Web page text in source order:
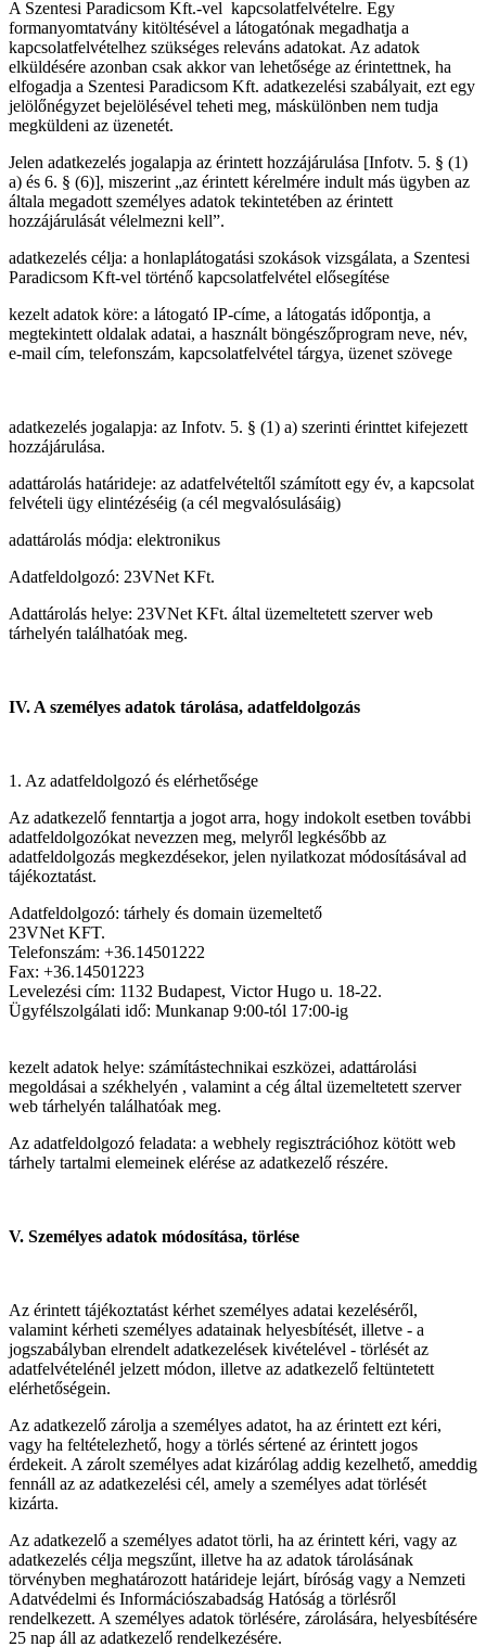
A Szentesi Paradicsom Kft.-vel kapcsolatfelvételre. Egy
formanyomtatvány kitöltésével a látogatónak megadhatja a
kapcsolatfelvételhez szükséges releváns adatokat. Az adatok
elküldésére azonban csak akkor van lehetősége az érintettnek, ha
elfogadja a Szentesi Paradicsom Kft. adatkezelési szabályait, ezt egy
jelölőnégyzet bejelölésével teheti meg, máskülönben nem tudja
megküldeni az üzenetét.
Jelen adatkezelés jogalapja az érintett hozzájárulása [Infotv. 5. § (1)
a) és 6. § (6)], miszerint „az érintett kérelmére indult más ügyben az
általa megadott személyes adatok tekintetében az érintett
hozzájárulását vélelmezni kell”.
adatkezelés célja: a honlaplátogatási szokások vizsgálata, a Szentesi
Paradicsom Kft-vel történő kapcsolatfelvétel elősegítése
kezelt adatok köre: a látogató IP-címe, a látogatás időpontja, a
megtekintett oldalak adatai, a használt böngészőprogram neve, név,
e-mail cím, telefonszám, kapcsolatfelvétel tárgya, üzenet szövege
adatkezelés jogalapja: az Infotv. 5. § (1) a) szerinti érinttet kifejezett
hozzájárulása.
adattárolás határideje: az adatfelvételtől számított egy év, a kapcsolat
felvételi ügy elintézéséig (a cél megvalósulásáig)
adattárolás módja: elektronikus
Adatfeldolgozó: 23VNet KFt.
Adattárolás helye: 23VNet KFt. által üzemeltetett szerver web
tárhelyén találhatóak meg.
IV. A személyes adatok tárolása, adatfeldolgozás
1. Az adatfeldolgozó és elérhetősége
Az adatkezelő fenntartja a jogot arra, hogy indokolt esetben további
adatfeldolgozókat nevezzen meg, melyről legkésőbb az
adatfeldolgozás megkezdésekor, jelen nyilatkozat módosításával ad
tájékoztatást.
Adatfeldolgozó: tárhely és domain üzemeltető
23VNet KFT.
Telefonszám: +36.14501222
Fax: +36.14501223
Levelezési cím: 1132 Budapest, Victor Hugo u. 18-22.
Ügyfélszolgálati idő: Munkanap 9:00-tól 17:00-ig
kezelt adatok helye: számítástechnikai eszközei, adattárolási
megoldásai a székhelyén , valamint a cég által üzemeltetett szerver
web tárhelyén találhatóak meg.
Az adatfeldolgozó feladata: a webhely regisztrációhoz kötött web
tárhely tartalmi elemeinek elérése az adatkezelő részére.
V. Személyes adatok módosítása, törlése
Az érintett tájékoztatást kérhet személyes adatai kezeléséről,
valamint kérheti személyes adatainak helyesbítését, illetve - a
jogszabályban elrendelt adatkezelések kivételével - törlését az
adatfelvételénél jelzett módon, illetve az adatkezelő feltüntetett
elérhetőségein.
Az adatkezelő zárolja a személyes adatot, ha az érintett ezt kéri,
vagy ha feltételezhető, hogy a törlés sértené az érintett jogos
érdekeit. A zárolt személyes adat kizárólag addig kezelhető, ameddig
fennáll az az adatkezelési cél, amely a személyes adat törlését
kizárta.
Az adatkezelő a személyes adatot törli, ha az érintett kéri, vagy az
adatkezelés célja megszűnt, illetve ha az adatok tárolásának
törvényben meghatározott határideje lejárt, bíróság vagy a Nemzeti
Adatvédelmi és Információszabadság Hatóság a törlésről
rendelkezett. A személyes adatok törlésére, zárolására, helyesbítésére
25 nap áll az adatkezelő rendelkezésére.